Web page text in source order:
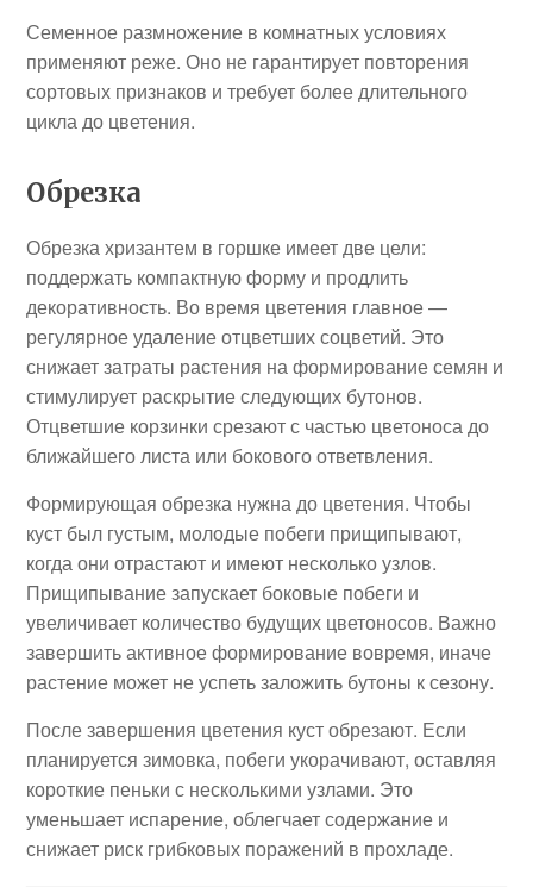
Семенное размножение в комнатных условиях
применяют реже. Оно не гарантирует повторения
сортовых признаков и требует более длительного
цикла до цветения.
Обрезка
Обрезка хризантем в горшке имеет две цели:
поддержать компактную форму и продлить
декоративность. Во время цветения главное —
регулярное удаление отцветших соцветий. Это
снижает затраты растения на формирование семян и
стимулирует раскрытие следующих бутонов.
Отцветшие корзинки срезают с частью цветоноса до
ближайшего листа или бокового ответвления.
Формирующая обрезка нужна до цветения. Чтобы
куст был густым, молодые побеги прищипывают,
когда они отрастают и имеют несколько узлов.
Прищипывание запускает боковые побеги и
увеличивает количество будущих цветоносов. Важно
завершить активное формирование вовремя, иначе
растение может не успеть заложить бутоны к сезону.
После завершения цветения куст обрезают. Если
планируется зимовка, побеги укорачивают, оставляя
короткие пеньки с несколькими узлами. Это
уменьшает испарение, облегчает содержание и
снижает риск грибковых поражений в прохладе.